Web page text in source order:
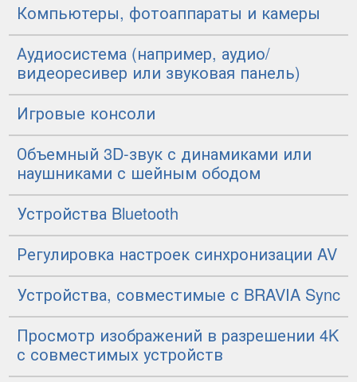
Компьютеры, фотоаппараты и камеры
Аудиосистема (например, аудио/
видеоресивер или звуковая панель)
Игровые консоли
Объемный 3D-звук с динамиками или
наушниками с шейным ободом
Устройства Bluetooth
Регулировка настроек синхронизации AV
Устройства, совместимые с BRAVIA Sync
Просмотр изображений в разрешении 4K
с совместимых устройств